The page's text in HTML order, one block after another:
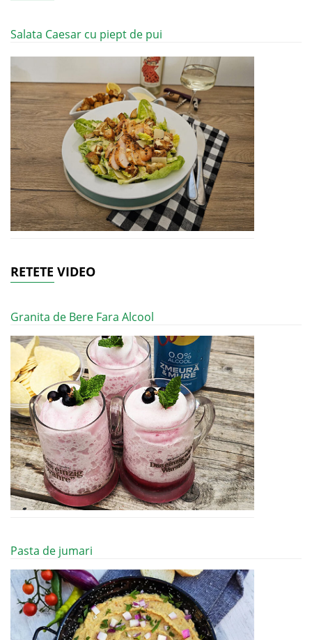
Salata Caesar cu piept de pui
RETETE VIDEO
Granita de Bere Fara Alcool
Pasta de jumari